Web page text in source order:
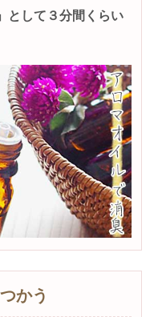
として３分間くらい
かう